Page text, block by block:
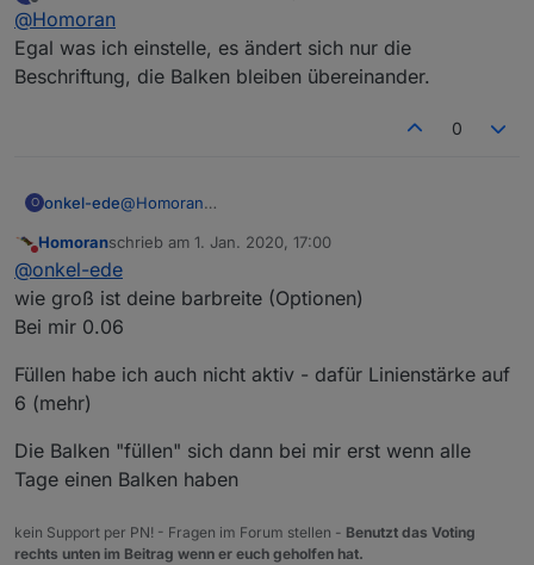
Offline
@Homoran
Egal was ich einstelle, es ändert sich nur die
Beschriftung, die Balken bleiben übereinander.
0
O onkel-ede@Homoran
Beschriftung, die Balken bleiben übereinander.
Nicht stören
Homoranschrieb am 1. Jan. 2020, 17:00
zuletzt editiert von
@onkel-ede
wie groß ist deine barbreite (Optionen)
Bei mir 0.06
Füllen habe ich auch nicht aktiv - dafür Linienstärke auf
6 (mehr)
Die Balken "füllen" sich dann bei mir erst wenn alle
Tage einen Balken haben
kein Support per PN! - Fragen im Forum stellen - Benutzt das Voting
rechts unten im Beitrag wenn er euch geholfen hat.